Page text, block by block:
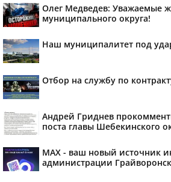
Олег Медведев: Уважаемые
муниципального округа!
Наш муниципалитет под
Отбор на службу по
Андрей Гриднев
поста главы Шебекинского
MAX - ваш новый источник
администрации